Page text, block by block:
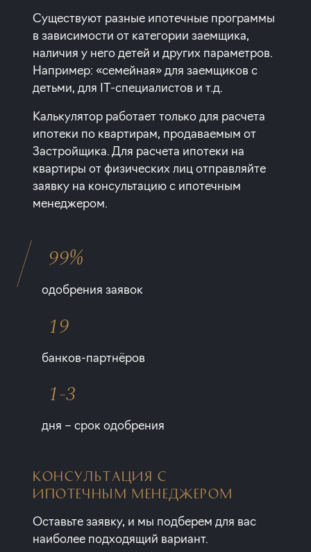
Существуют разные ипотечные программы
в зависимости от категории заемщика,
наличия у него детей и других параметров.
Например: «семейная» для заемщиков с
детьми, для IT-специалистов и т.д.
Калькулятор работает только для расчета
ипотеки по квартирам, продаваемым от
Застройщика. Для расчета ипотеки на
квартиры от физических лиц отправляйте
заявку на консультацию с ипотечным
менеджером.
99%
одобрения заявок
19
банков-партнёров
1-3
дня – срок одобрения
КОНСУЛЬТАЦИЯ С
ИПОТЕЧНЫМ МЕНЕДЖЕРОМ
Оставьте заявку, и мы подберем для вас
наиболее подходящий вариант.